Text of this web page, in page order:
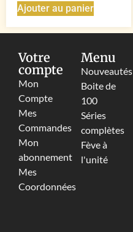
Ajouter au panier
Votre
compte
Mon
Compte
Mes
Commandes
Mon
abonnement
Mes
Coordonnées
Menu
Nouveautés
Boite de
100
Séries
complètes
Fève à
l'unité